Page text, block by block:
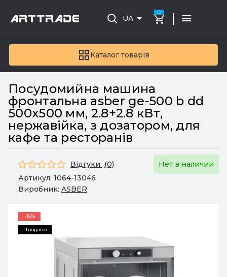
Каталог товарів
UA
0 |
Посудомийна машина
фронтальна asber ge-500 b dd
500x500 мм, 2.8+2.8 кВт,
нержавійка, з дозатором, для
кафе та ресторанів
Відгуки: (0)
Нет в наличии
Артикул: 1064-13046
Виробник: ASBER
-15%
Продано